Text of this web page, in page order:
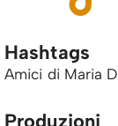
Hashtags
Amici di Maria
Produzioni